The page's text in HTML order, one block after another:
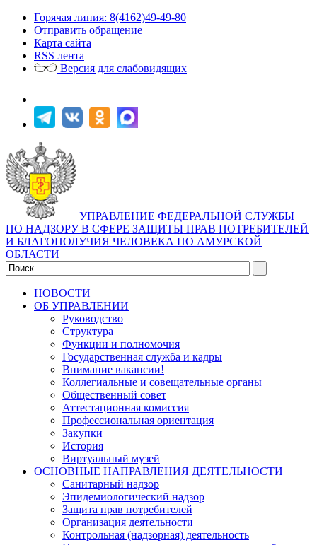
Горячая линия: 8(4162)49-49-80
Отправить обращение
Карта сайта
RSS лента
Версия для слабовидящих
УПРАВЛЕНИЕ ФЕДЕРАЛЬНОЙ СЛУЖБЫ
ПО НАДЗОРУ В СФЕРЕ ЗАЩИТЫ ПРАВ ПОТРЕБИТЕЛЕЙ
И БЛАГОПОЛУЧИЯ ЧЕЛОВЕКА ПО АМУРСКОЙ
ОБЛАСТИ
НОВОСТИ
ОБ УПРАВЛЕНИИ
Руководство
Структура
Функции и полномочия
Государственная служба и кадры
Внимание вакансии!
Коллегиальные и совещательные органы
Общественный совет
Аттестационная комиссия
Профессиональная ориентация
Закупки
История
Виртуальный музей
ОСНОВНЫЕ НАПРАВЛЕНИЯ ДЕЯТЕЛЬНОСТИ
Санитарный надзор
Эпидемиологический надзор
Защита прав потребителей
Организация деятельности
Контрольная (надзорная) деятельность